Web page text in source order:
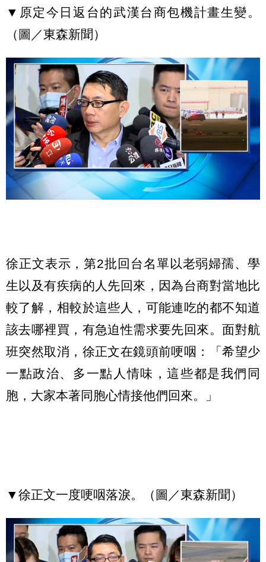
▼原定今日返台的武漢台商包機計畫生變。
（圖／東森新聞）
徐正文表示，第2批回台名單以老弱婦孺、學
生以及有疾病的人先回來，因為台商對當地比
較了解，相較於這些人，可能連吃的都不知道
該去哪裡買，有急迫性需求要先回來。面對航
班突然取消，徐正文在鏡頭前哽咽：「希望少
一點政治、多一點人情味，這些都是我們同
胞，大家本著同胞心情接他們回來。」
▼徐正文一度哽咽落淚。（圖／東森新聞）